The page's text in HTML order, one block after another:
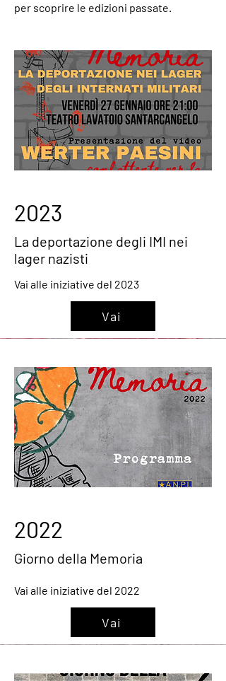
per scoprire le edizioni passate.
2023
La deportazione degli IMI nei
lager nazisti
Vai alle iniziative del 2023
Vai
2022
Giorno della Memoria
Vai alle iniziative del 2022
Vai